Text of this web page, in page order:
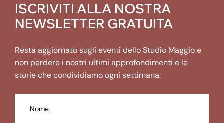
ISCRIVITI ALLA NOSTRA
NEWSLETTER GRATUITA
Resta aggiornato sugli eventi dello Studio Maggio e
non perdere i nostri ultimi approfondimenti e le
storie che condividiamo ogni settimana.